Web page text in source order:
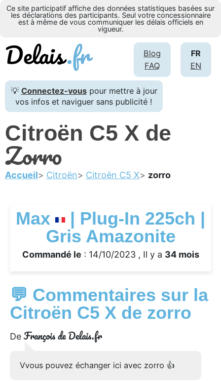
Ce site participatif affiche des données statistiques basées sur
les déclarations des participants. Seul votre concessionnaire
est à même de vous communiquer les délais officiels en
vigueur.
FR
EN
Blog
FAQ
💡 Connectez-vouspour mettre à jour
vos infos et naviguer sans publicité !
Citroën C5 X de
Zorro
Accueil Citroën Citroën C5 X zorro
Max
| Plug-In 225ch |
Gris Amazonite
Commandé le : 14/10/2023 , Il y a 34 mois
💬 Commentaires sur la
Citroën C5 X de zorro
De François de Delais.fr
Vvous pouvez échanger ici avec zorro 👍